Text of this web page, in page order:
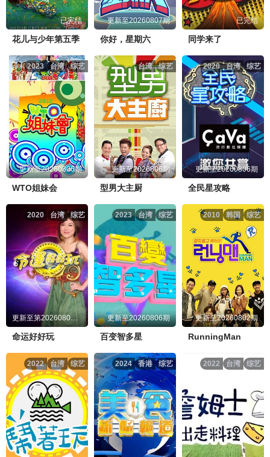
已完结
花儿与少年第五季
更新至20260807期
你好，星期六
已完结
同学来了
综艺
台湾
2023
更新至20260806期
WTO姐妹会
综艺
台湾
更新至2026806期
型男大主厨
综艺
台湾
2020
更新至20260806期
全民星攻略
综艺
台湾
2020
更新至第20260806期
命运好好玩
综艺
台湾
2023
更新至20260806期
百变智多星
综艺
韩国
2010
更新至20260802期
RunningMan
综艺
台湾
2022 综艺
香港
2024 综艺
台湾
2022